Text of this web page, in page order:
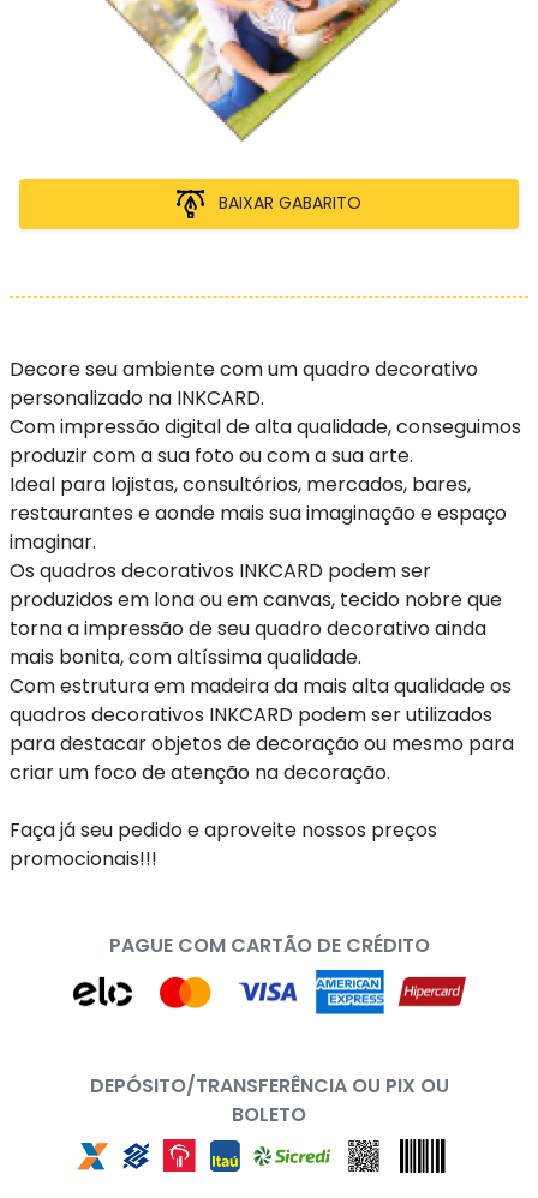
BAIXAR GABARITO
Decore seu ambiente com um quadro decorativo
personalizado na INKCARD.
Com impressão digital de alta qualidade, conseguimos
produzir com a sua foto ou com a sua arte.
Ideal para lojistas, consultórios, mercados, bares,
restaurantes e aonde mais sua imaginação e espaço
imaginar.
Os quadros decorativos INKCARD podem ser
produzidos em lona ou em canvas, tecido nobre que
torna a impressão de seu quadro decorativo ainda
mais bonita, com altíssima qualidade.
Com estrutura em madeira da mais alta qualidade os
quadros decorativos INKCARD podem ser utilizados
para destacar objetos de decoração ou mesmo para
criar um foco de atenção na decoração.
Faça já seu pedido e aproveite nossos preços
promocionais!!!
PAGUE COM CARTÃO DE CRÉDITO
DEPÓSITO/TRANSFERÊNCIA OU PIX OU
BOLETO